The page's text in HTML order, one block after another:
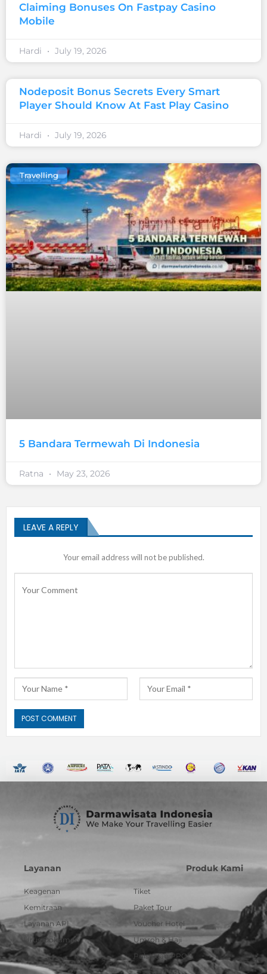
Claiming Bonuses On Fastpay Casino
Mobile
Hardi July 19, 2026
Nodeposit Bonus Secrets Every Smart
Player Should Know At Fast Play Casino
Hardi July 19, 2026
Travelling
5 Bandara Termewah Di Indonesia
Ratna May 23, 2026
LEAVE A REPLY
Your email address will not be published.
Layanan
Keagenan
Kemitraan
Layanan API
Urus Dokumen
Produk Kami
Tiket
Paket Tour
Voucher Hotel
Umroh & Haji
Pulsa dan PPOB